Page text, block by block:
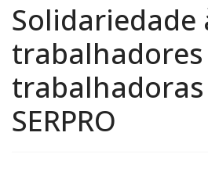
Solidariedade
trabalhadores
SERPRO